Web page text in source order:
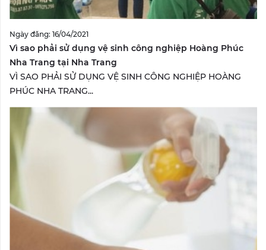
Ngày đăng: 16/04/2021
Vì sao phải sử dụng vệ sinh công nghiệp Hoàng Phúc
Nha Trang tại Nha Trang
VÌ SAO PHẢI SỬ DỤNG VỆ SINH CÔNG NGHIỆP HOÀNG
PHÚC NHA TRANG...